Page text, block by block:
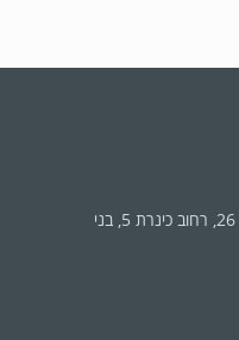
מגדלי ב.ס.ר 3, קומה 26, רחוב כינרת 5, בני